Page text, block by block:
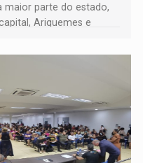
maior parte do estado,
Ariquemes e